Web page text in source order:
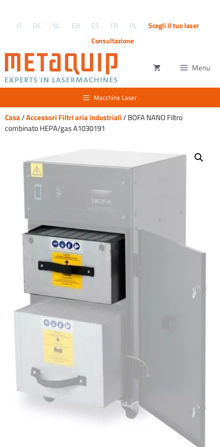
contenuto
IT DE NL EN ES FR PL
Scegli il tuo laser
Consultazione
Menu
Macchine Laser
Casa/Accessori Filtri aria industriali/ BOFA NANO Filtro
combinato HEPA/gas A1030191